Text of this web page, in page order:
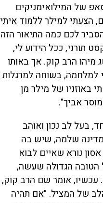
של המילואימניקים
הצעתי למילר ללמוד איתי
לכם כמה התיאור הזה
תורני, ככל הידוע לי,
מיהו הרב קוק. אך באותו
למלחמה, בשוחה למרגלות
באוזניו של מילר מן
אביך".
בעל לב נכון ואוהב
שלמה, שיש בה
נורא שאיים לבוא
הגדולה שעשה,
אומר שם הרב קוק,
של המציל. "אם תהיה